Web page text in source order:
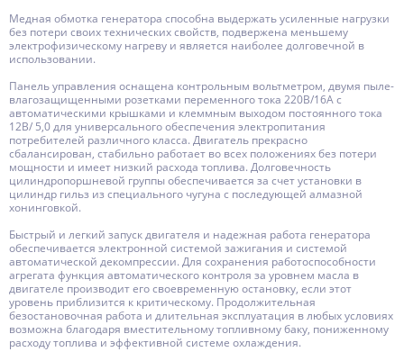
Медная обмотка генератора способна выдержать усиленные нагрузки
без потери своих технических свойств, подвержена меньшему
электрофизическому нагреву и является наиболее долговечной в
использовании.
Панель управления оснащена контрольным вольтметром, двумя пыле-
влагозащищенными розетками переменного тока 220В/16А с
автоматическими крышками и клеммным выходом постоянного тока
12В/ 5,0 для универсального обеспечения электропитания
потребителей различного класса. Двигатель прекрасно
сбалансирован, стабильно работает во всех положениях без потери
мощности и имеет низкий расхода топлива. Долговечность
цилиндропоршневой группы обеспечивается за счет установки в
цилиндр гильз из специального чугуна с последующей алмазной
хонинговкой.
Быстрый и легкий запуск двигателя и надежная работа генератора
обеспечивается электронной системой зажигания и системой
автоматической декомпрессии. Для сохранения работоспособности
агрегата функция автоматического контроля за уровнем масла в
двигателе производит его своевременную остановку, если этот
уровень приблизится к критическому. Продолжительная
безостановочная работа и длительная эксплуатация в любых условиях
возможна благодаря вместительному топливному баку, пониженному
расходу топлива и эффективной системе охлаждения.